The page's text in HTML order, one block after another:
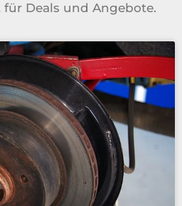
Deals und Angebote.